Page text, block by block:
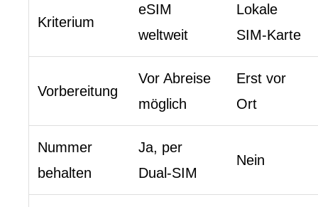
Kriterium
eSIM
weltweit
Lokale
SIM-Karte
Vorbereitung
Vor Abreise
möglich
Erst vor
Ort
Nummer
behalten
Ja, per
Dual-SIM
Nein